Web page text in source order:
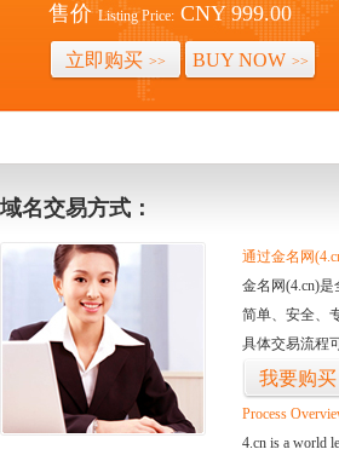
售价 Listing Price: CNY 999.00
立即购买 >> BUY NOW >>
域名交易方式：
通过金名网
金名网(4.cn)
简单、安全、
具体交易流程
我要购买
Process
4.cn is a world